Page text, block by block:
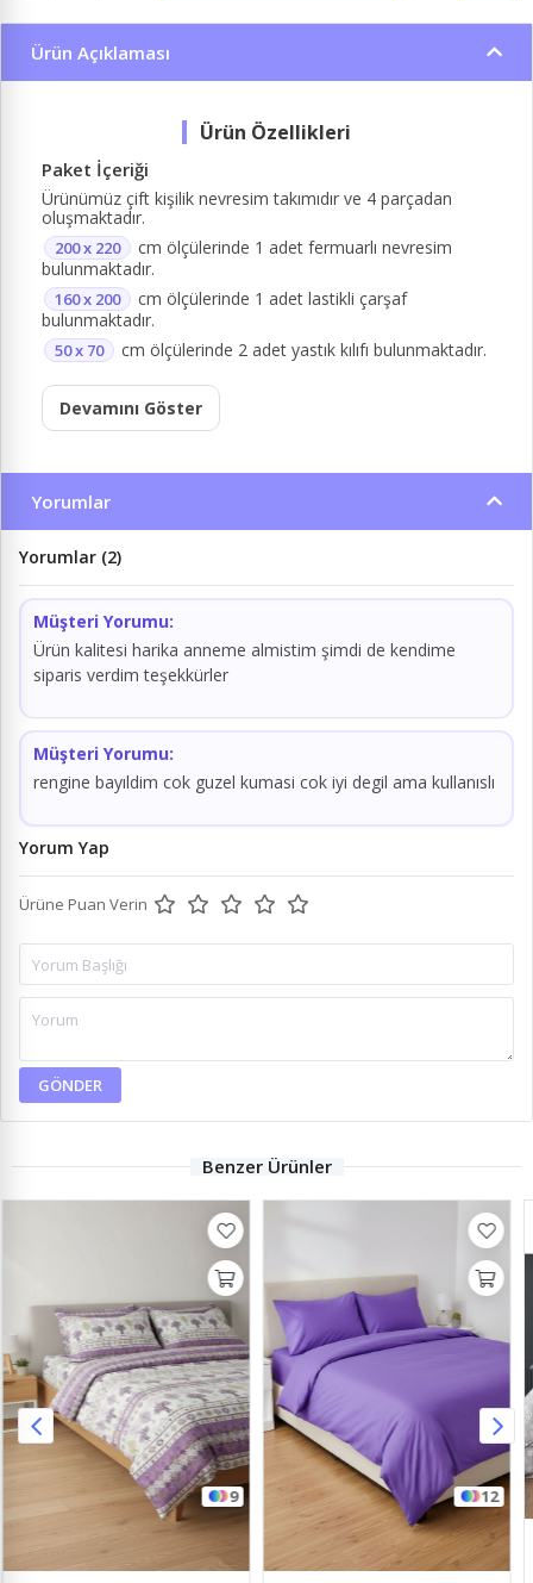
Ürün Açıklaması
Paket İçeriği
Ürünümüz çift kişilik nevresim takımıdır ve 4 parçadan
oluşmaktadır.
200 x 220
cm ölçülerinde 1 adet fermuarlı nevresim
bulunmaktadır.
160 x 200
cm ölçülerinde 1 adet lastikli çarşaf
bulunmaktadır.
50 x 70 cm ölçülerinde 2 adet yastık kılıfı bulunmaktadır.
Devamını Göster
Yorumlar
Yorumlar (2)
Müşteri Yorumu:
Ürün kalitesi harika anneme almistim şimdi de kendime
siparis verdim teşekkürler
Müşteri Yorumu:
rengine bayıldim cok guzel kumasi cok iyi degil ama kullanıslı
Yorum Yap
Ürüne Puan Verin
GÖNDER
Benzer Ürünler
12 2